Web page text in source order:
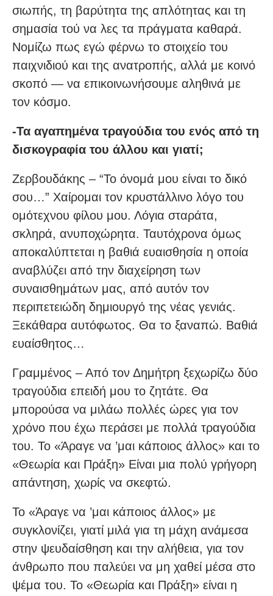
σιωπής, τη βαρύτητα της απλότητας και τη
σημασία τού να λες τα πράγματα καθαρά.
Νομίζω πως εγώ φέρνω το στοιχείο του
παιχνιδιού και της ανατροπής, αλλά με κοινό
σκοπό — να επικοινωνήσουμε αληθινά με
τον κόσμο.
-Τα αγαπημένα τραγούδια του ενός από τη
δισκογραφία του άλλου και γιατί;
Ζερβουδάκης – “Το όνομά μου είναι το δικό
σου…” Χαίρομαι τον κρυστάλλινο λόγο του
ομότεχνου φίλου μου. Λόγια σταράτα,
σκληρά, ανυποχώρητα. Ταυτόχρονα όμως
αποκαλύπτεται η βαθιά ευαισθησία η οποία
αναβλύζει από την διαχείρηση των
συναισθημάτων μας, από αυτόν τον
περιπετειώδη δημιουργό της νέας γενιάς.
Ξεκάθαρα αυτόφωτος. Θα το ξαναπώ. Βαθιά
ευαίσθητος…
Γραμμένος – Από τον Δημήτρη ξεχωρίζω δύο
τραγούδια επειδή μου το ζητάτε. Θα
μπορούσα να μιλάω πολλές ώρες για τον
χρόνο που έχω περάσει με πολλά τραγούδια
του. Το «Άραγε να ’μαι κάποιος άλλος» και το
«Θεωρία και Πράξη» Είναι μια πολύ γρήγορη
απάντηση, χωρίς να σκεφτώ.
Το «Άραγε να ’μαι κάποιος άλλος» με
συγκλονίζει, γιατί μιλά για τη μάχη ανάμεσα
στην ψευδαίσθηση και την αλήθεια, για τον
άνθρωπο που παλεύει να μη χαθεί μέσα στο
ψέμα του. Το «Θεωρία και Πράξη» είναι η